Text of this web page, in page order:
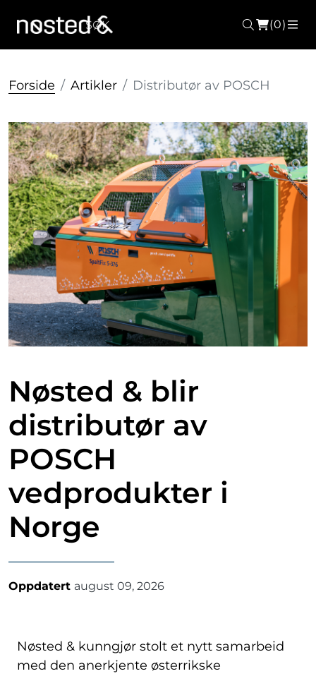
Søk
(0)
Forside Artikler Distributør av POSCH
Nøsted & blir
distributør av
POSCH
vedprodukter i
Norge
Oppdatert august 09, 2026
Nøsted & kunngjør stolt et nytt samarbeid
med den anerkjente østerrikske